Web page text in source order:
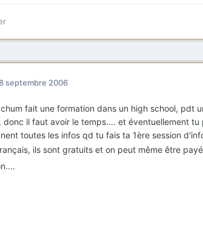
septembre 2006
chum fait une formation dans un high school, pdt
donc il faut avoir le temps.... et éventuellement
toutes les infos qd tu fais ta 1ère session
ils sont gratuits et on peut même être